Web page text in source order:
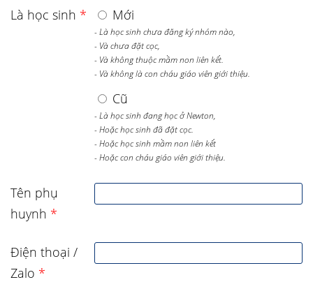
Là học sinh * Mới
- Là học sinh chưa đăng ký nhóm nào,
- Và chưa đặt cọc,
- Và không thuộc mầm non liên kết.
- Và không là con cháu giáo viên giới thiệu.
Cũ
- Là học sinh đang học ở Newton,
- Hoặc học sinh đã đặt cọc.
- Hoặc học sinh mầm non liên kết
- Hoặc con cháu giáo viên giới thiệu.
Tên phụ
huynh *
Điện thoại /
Zalo *